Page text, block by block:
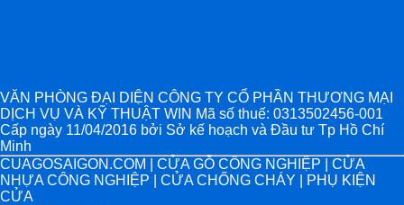
VĂN PHÒNG ĐẠI DIỆN CÔNG TY CỔ PHẦN THƯƠNG MẠI
DỊCH VỤ VÀ KỸ THUẬT WIN Mã số thuế: 0313502456-001
Cấp ngày 11/04/2016 bởi Sở kế hoạch và Đầu tư Tp Hồ Chí
Minh
CUAGOSAIGON.COM | CỬA GỖ CÔNG NGHIỆP | CỬA
NHỰA CÔNG NGHIỆP | CỬA CHỐNG CHÁY | PHỤ KIỆN
CỬA